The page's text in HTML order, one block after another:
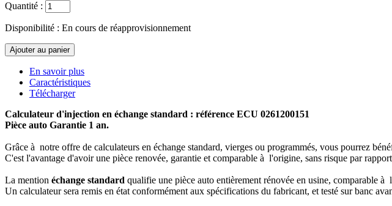
Quantité :
Disponibilité : En cours de réapprovisionnement
En savoir plus
Caractéristiques
Télécharger
Calculateur d'injection en échange standard : référence ECU 0261200151
Pièce auto Garantie 1 an.
Grâce à notre offre de calculateurs en échange standard, vierges ou programmés, vous pourrez
C'est l'avantage d'avoir une pièce renovée, garantie et comparable à l'origine, sans risque par
La mention échange standard qualifie une pièce auto entièrement rénovée en usine, comparable
Un calculateur sera remis en état conformément aux spécifications du fabricant, et testé sur banc